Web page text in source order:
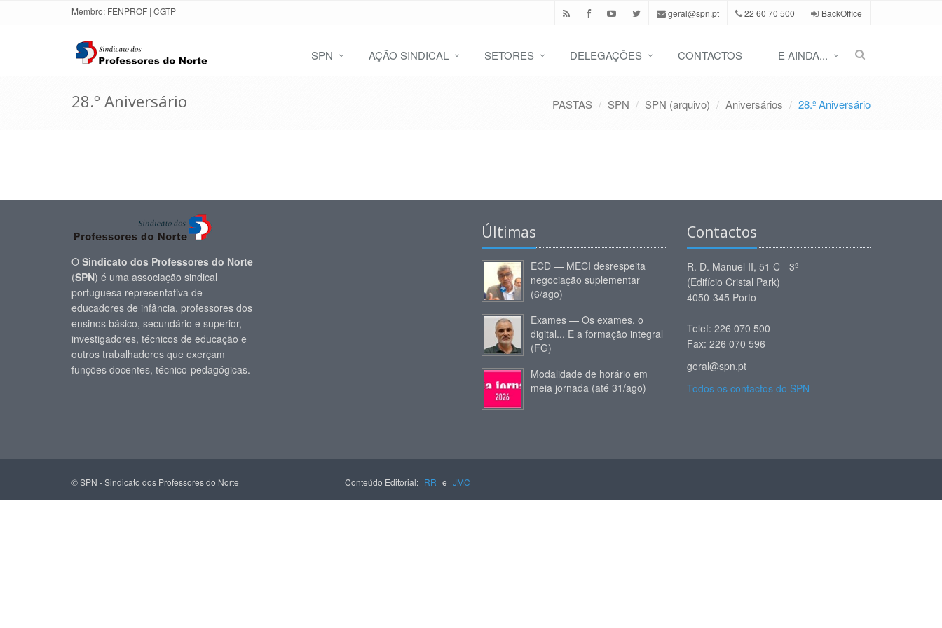
Membro: FENPROF | CGTP geral@spn.pt 22 60 70 500 BackOffice
SPN AÇÃO SINDICAL SETORES DELEGAÇÕES CONTACTOS E AINDA...
28.º Aniversário PASTAS SPN SPN (arquivo) Aniversários 28.º Aniversário
O Sindicato dos Professores do Norte
(SPN) é uma associação sindical
portuguesa representativa de
educadores de infância, professores dos
ensinos básico, secundário e superior,
investigadores, técnicos de educação e
outros trabalhadores que exerçam
funções docentes, técnico-pedagógicas.
Últimas
ECD — MECI desrespeita
negociação suplementar
(6/ago)
Exames — Os exames, o
digital... E a formação integral
(FG)
Modalidade de horário em
meia jornada (até 31/ago)
Contactos
R. D. Manuel II, 51 C - 3º
(Edifício Cristal Park)
4050-345 Porto
Telef: 226 070 500
Fax: 226 070 596
geral@spn.pt
Todos os contactos do SPN
© SPN - Sindicato dos Professores do Norte Conteúdo Editorial: RR e JMC